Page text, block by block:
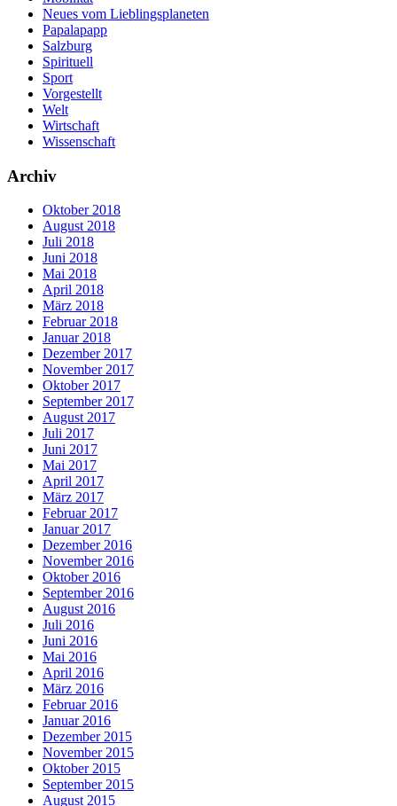
Neues vom Lieblingsplaneten
Papalapapp
Salzburg
Spirituell
Sport
Vorgestellt
Welt
Wirtschaft
Wissenschaft
Archiv
Oktober 2018
August 2018
Juli 2018
Juni 2018
Mai 2018
April 2018
März 2018
Februar 2018
Januar 2018
Dezember 2017
November 2017
Oktober 2017
September 2017
August 2017
Juli 2017
Juni 2017
Mai 2017
April 2017
März 2017
Februar 2017
Januar 2017
Dezember 2016
November 2016
Oktober 2016
September 2016
August 2016
Juli 2016
Juni 2016
Mai 2016
April 2016
März 2016
Februar 2016
Januar 2016
Dezember 2015
November 2015
Oktober 2015
September 2015
August 2015